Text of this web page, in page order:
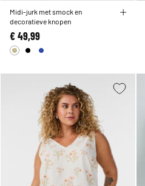
Midi-jurk met smock en
decoratieve knopen
€ 49,99